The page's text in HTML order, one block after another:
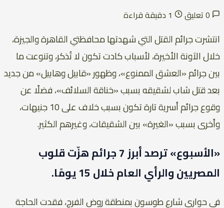
انتشرت جرائم القتل التي شهدتها محافظتي القاهرة والجيزة،
خلال الآونة الأخيرة، لأسباب كادت تكون لا تُذكر، وتنوعت ما
بين جرائم «العشق الممنوع»، وظهور «قابيل وهابيل» من جديد
بعد قتل شاب لشقيقه بسبب «خناقة السلائف»، فضلًا عن
وقوع جرائم أسرية تارة تكون بسبب خلاف على 10 جنيهات،
وأخرى بسبب «الغيرة» بين الشقيقات، وغيرهم الكثير.
«الأسبوع» ترصد أبرز 7 جرائم هزّت قلوب
المصريين والرأي العام خلال 15 يومًا.
في حواري شارع طوسون بمنطقة روض الفرج، فقدت الحاجة